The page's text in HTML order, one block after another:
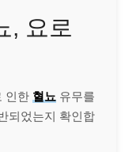
, 요로
인한 혈뇨 유무를
되었는지 확인합